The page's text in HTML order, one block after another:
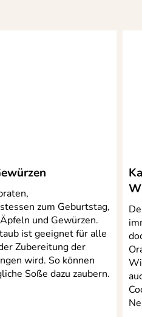
zum Geburtstag,
und Gewürzen.
ist geeignet für alle
Zubereitung der
wird. So können
Soße dazu zaubern.